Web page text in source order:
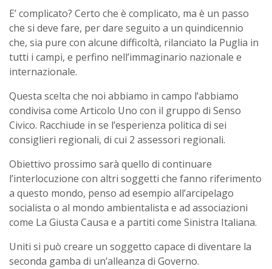
E’ complicato? Certo che è complicato, ma è un passo
che si deve fare, per dare seguito a un quindicennio
che, sia pure con alcune difficoltà, rilanciato la Puglia in
tutti i campi, e perfino nell’immaginario nazionale e
internazionale.
Questa scelta che noi abbiamo in campo l’abbiamo
condivisa come Articolo Uno con il gruppo di Senso
Civico. Racchiude in se l’esperienza politica di sei
consiglieri regionali, di cui 2 assessori regionali.
Obiettivo prossimo sarà quello di continuare
l’interlocuzione con altri soggetti che fanno riferimento
a questo mondo, penso ad esempio all’arcipelago
socialista o al mondo ambientalista e ad associazioni
come La Giusta Causa e a partiti come Sinistra Italiana.
Uniti si può creare un soggetto capace di diventare la
seconda gamba di un’alleanza di Governo.